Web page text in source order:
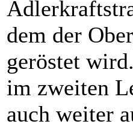
dem der
geröstet
im zweiten
auch weiter